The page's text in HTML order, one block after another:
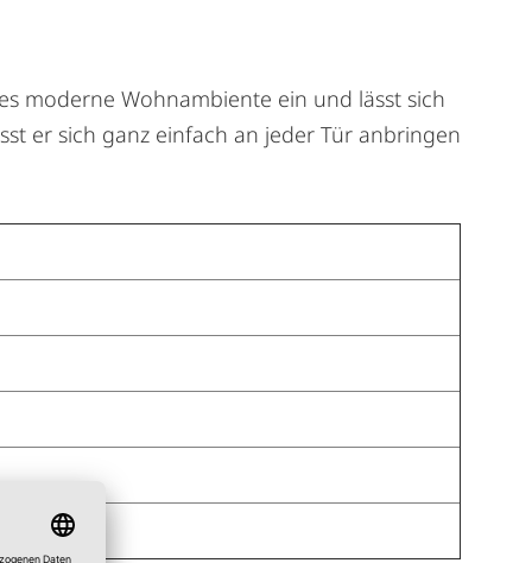
moderne Wohnambiente ein und lässt sich
er sich ganz einfach an jeder Tür anbringen